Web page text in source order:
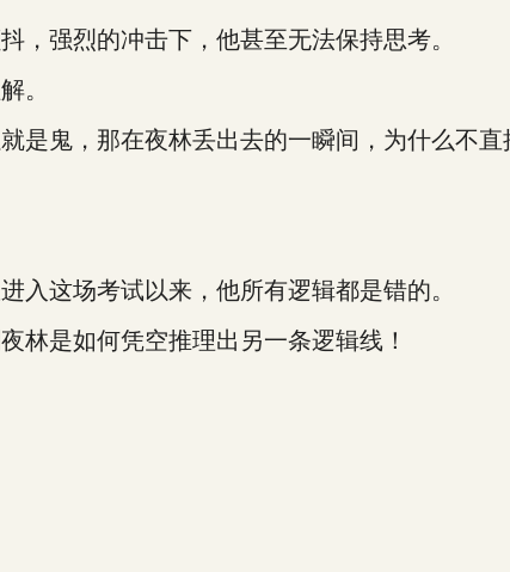
强烈的冲击下，他甚至无法保持思考。
。
鬼，那在夜林丢出去的一瞬间，为什么不直
这场考试以来，他所有逻辑都是错的。
是如何凭空推理出另一条逻辑线！